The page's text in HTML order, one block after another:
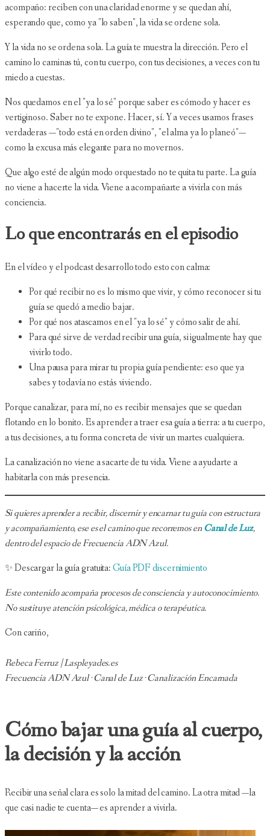
acompaño: reciben con una claridad enorme y se quedan ahí,
esperando que, como ya "lo saben", la vida se ordene sola.
Y la vida no se ordena sola. La guía te muestra la dirección. Pero el
camino lo caminas tú, con tu cuerpo, con tus decisiones, a veces con tu
miedo a cuestas.
Nos quedamos en el "ya lo sé" porque saber es cómodo y hacer es
vertiginoso. Saber no te expone. Hacer, sí. Y a veces usamos frases
verdaderas —"todo está en orden divino", "el alma ya lo planeó"—
como la excusa más elegante para no movernos.
Que algo esté de algún modo orquestado no te quita tu parte. La guía
no viene a hacerte la vida. Viene a acompañarte a vivirla con más
conciencia.
Lo que encontrarás en el episodio
En el vídeo y el podcast desarrollo todo esto con calma:
Por qué recibir no es lo mismo que vivir, y cómo reconocer si tu
guía se quedó a medio bajar.
Por qué nos atascamos en el "ya lo sé" y cómo salir de ahí.
Para qué sirve de verdad recibir una guía, si igualmente hay que
vivirlo todo.
Una pausa para mirar tu propia guía pendiente: eso que ya
sabes y todavía no estás viviendo.
Porque canalizar, para mí, no es recibir mensajes que se quedan
flotando en lo bonito. Es aprender a traer esa guía a tierra: a tu cuerpo,
a tus decisiones, a tu forma concreta de vivir un martes cualquiera.
La canalización no viene a sacarte de tu vida. Viene a ayudarte a
habitarla con más presencia.
Si quieres aprender a recibir, discernir y encarnar tu guía con estructura
y acompañamiento, ese es el camino que recorremos enCanal de Luz,
dentro del espacio de Frecuencia ADN Azul.
✨ Descargar la guía gratuita:Guía PDF discernimiento
Este contenido acompaña procesos de consciencia y autoconocimiento.
No sustituye atención psicológica, médica o terapéutica.
Con cariño,
Rebeca Ferruz | Laspleyades.es
Frecuencia ADN Azul · Canal de Luz · Canalización Encarnada
Cómo bajar una guía al cuerpo,
la decisión y la acción
Recibir una señal clara es solo la mitad del camino. La otra mitad —la
que casi nadie te cuenta— es aprender a vivirla.